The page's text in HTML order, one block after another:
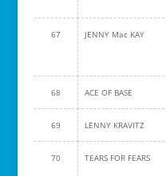
67 JENNY Mac KAY
68 ACE OF BASE
69 LENNY KRAVITZ
70 TEARS FOR FEARS